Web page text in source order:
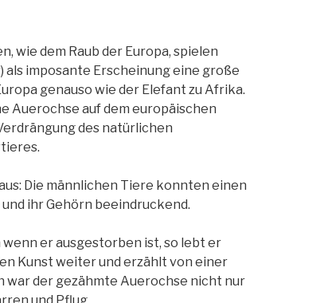
wie dem Raub der Europa, spielen
imposante Erscheinung eine große
genauso wie der Elefant zu Afrika.
Auerochse auf dem europäischen
des natürlichen
Die männlichen Tiere konnten einen
ihr Gehörn beeindruckend.
er ausgestorben ist, so lebt er
Kunst weiter und erzählt von einer
war der gezähmte Auerochse nicht nur
und Pflug.